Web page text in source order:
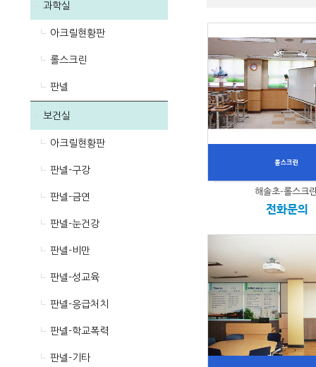
과학실
아크릴현황판
롤스크린
판넬
보건실
아크릴현황판
판넬-구강
판넬-금연
판넬-눈건강
판넬-비만
판넬-성교육
판넬-응급처치
판넬-학교폭력
판넬-기타
해솔초-롤스크
전화문의